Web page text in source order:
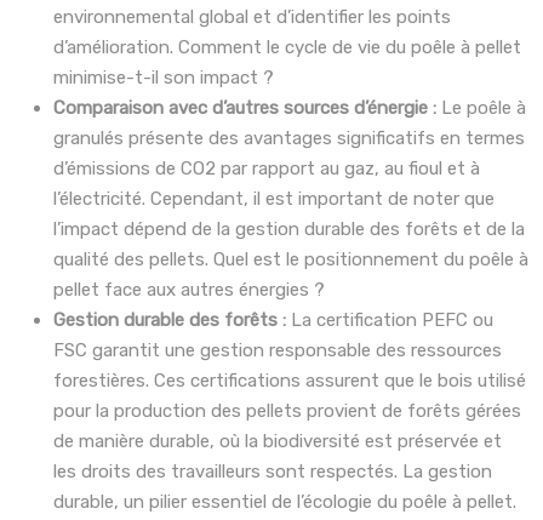
environnemental global et d’identifier les points
d’amélioration. Comment le cycle de vie du poêle à pellet
minimise-t-il son impact ?
Comparaison avec d’autres sources d’énergie : Le poêle à
granulés présente des avantages significatifs en termes
d’émissions de CO2 par rapport au gaz, au fioul et à
l’électricité. Cependant, il est important de noter que
l’impact dépend de la gestion durable des forêts et de la
qualité des pellets. Quel est le positionnement du poêle à
pellet face aux autres énergies ?
Gestion durable des forêts : La certification PEFC ou
FSC garantit une gestion responsable des ressources
forestières. Ces certifications assurent que le bois utilisé
pour la production des pellets provient de forêts gérées
de manière durable, où la biodiversité est préservée et
les droits des travailleurs sont respectés. La gestion
durable, un pilier essentiel de l’écologie du poêle à pellet.